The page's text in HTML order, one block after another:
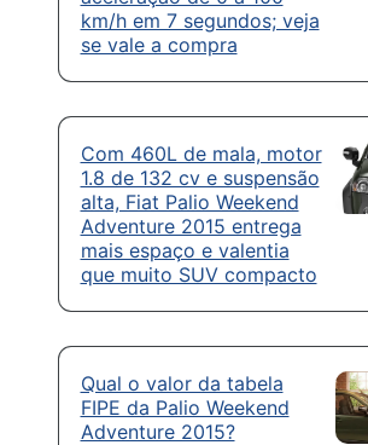
km/h em 7 segundos; veja
se vale a compra
Com 460L de mala, motor
1.8 de 132 cv e suspensão
alta, Fiat Palio Weekend
Adventure 2015 entrega
mais espaço e valentia
que muito SUV compacto
Qual o valor da tabela
FIPE da Palio Weekend
Adventure 2015?